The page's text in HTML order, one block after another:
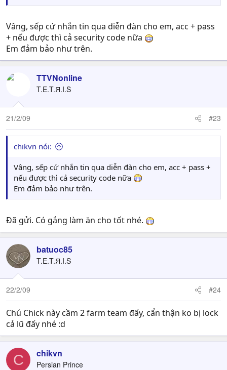
Vâng, sếp cứ nhắn tin qua diễn đàn cho em, acc + pass
+ nếu được thì cả security code nữa
Em đảm bảo như trên.
TTVNonline
T.E.T.Я.I.S
21/2/09 #23
chikvn nói:
Vâng, sếp cứ nhắn tin qua diễn đàn cho em, acc + pass +
nếu được thì cả security code nữa
Em đảm bảo như trên.
Đã gửi. Có gắng làm ăn cho tốt nhé.
batuoc85
T.E.T.Я.I.S
22/2/09 #24
Chú Chick này cầm 2 farm team đấy, cẩn thận ko bị lock
cả lũ đấy nhé :d
C chikvn
Persian Prince